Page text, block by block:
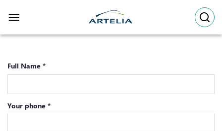
Full Name *
Your phone *